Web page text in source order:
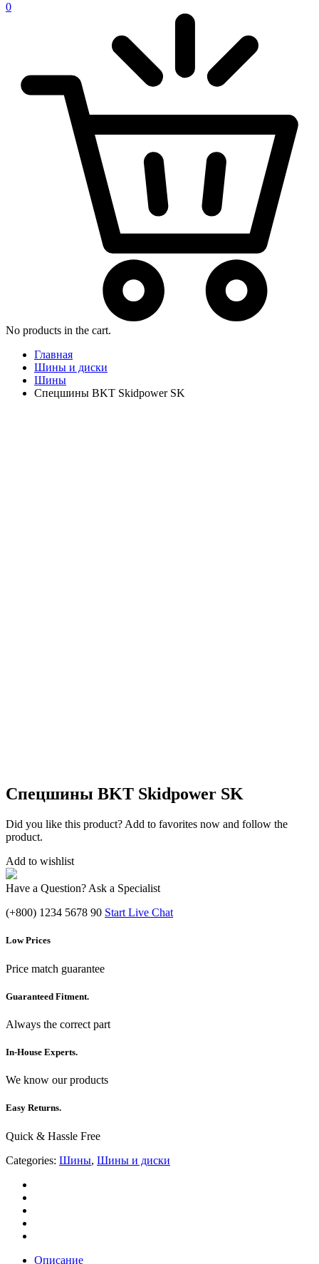
0
No products in the cart.
Главная
Шины и диски
Шины
Спецшины BKT Skidpower SK
Спецшины BKT Skidpower SK
Did you like this product? Add to favorites now and follow the
product.
Add to wishlist
Have a Question? Ask a Specialist
(+800) 1234 5678 90 Start Live Chat
Low Prices
Price match guarantee
Guaranteed Fitment.
Always the correct part
In-House Experts.
We know our products
Easy Returns.
Quick & Hassle Free
Categories: Шины, Шины и диски
Описание